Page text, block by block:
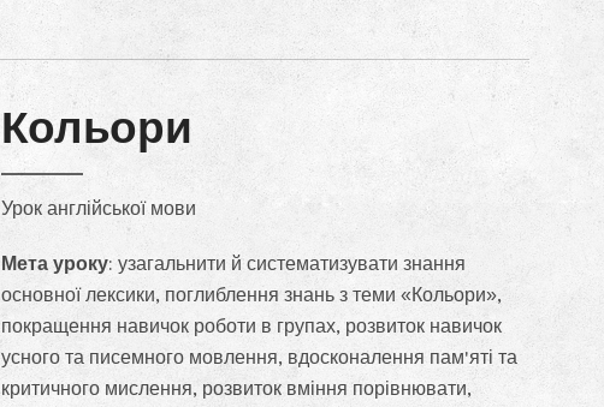
Кольори
Урок англійської мови
Мета уроку: узагальнити й систематизувати знання
основної лексики, поглиблення знань з теми «Кольори»,
покращення навичок роботи в групах, розвиток навичок
усного та писемного мовлення, вдосконалення пам'яті та
критичного мислення, розвиток вміння порівнювати,